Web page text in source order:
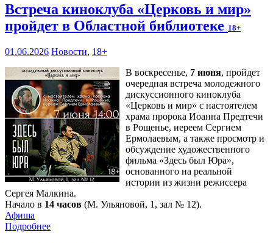
Встреча киноклуба «Церковь и мир»
пройдет в Областной библиотеке 18+
01.06.2026 Новости, 18+
В воскресенье, 7 июня, пройдет
очередная встреча молодежного
дискуссионного киноклуба
«Церковь и мир» с настоятелем
храма пророка Иоанна Предтечи
в Рощенье, иереем Сергием
Ермолаевым, а также просмотр и
обсуждение художественного
фильма «Здесь был Юра»,
основанного на реальной
истории из жизни режиссера
Сергея Малкина.
Начало в 14 часов (М. Ульяновой, 1, зал № 12).
Афиша
Подробнее